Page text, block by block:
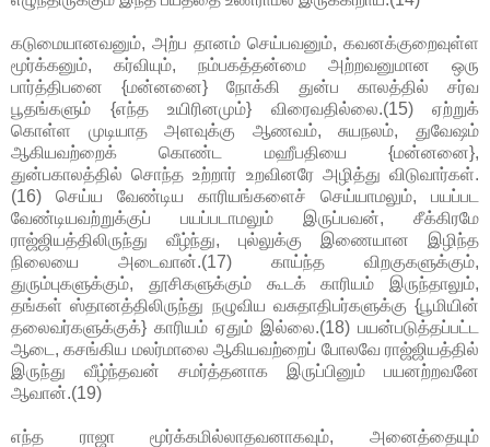
கடுமையானவனும், அற்ப தானம் செய்பவனும், கவனக்குறைவுள்ள
மூர்க்கனும், கர்வியும், நம்பகத்தன்மை அற்றவனுமான ஒரு
பார்த்திபனை {மன்னனை} நோக்கி துன்ப காலத்தில் சர்வ
பூதங்களும் {எந்த உயிரினமும்} விரைவதில்லை.(15) ஏற்றுக்
கொள்ள முடியாத அளவுக்கு ஆணவம், சுயநலம், துவேஷம்
ஆகியவற்றைக் கொண்ட மஹீபதியை {மன்னனை},
துன்பகாலத்தில் சொந்த உற்றார் உறவினரே அழித்து விடுவார்கள்.
(16) செய்ய வேண்டிய காரியங்களைச் செய்யாமலும், பயப்பட
வேண்டியவற்றுக்குப் பயப்படாமலும் இருப்பவன், சீக்கிரமே
ராஜ்ஜியத்திலிருந்து வீழ்ந்து, புல்லுக்கு இணையான இழிந்த
நிலையை அடைவான்.(17) காய்ந்த விறகுகளுக்கும்,
துரும்புகளுக்கும், தூசிகளுக்கும் கூடக் காரியம் இருந்தாலும்,
தங்கள் ஸ்தானத்திலிருந்து நழுவிய வசுதாதிபர்களுக்கு {பூமியின்
தலைவர்களுக்குக்} காரியம் ஏதும் இல்லை.(18) பயன்படுத்தப்பட்ட
ஆடை, கசங்கிய மலர்மாலை ஆகியவற்றைப் போலவே ராஜ்ஜியத்தில்
இருந்து வீழ்ந்தவன் சமர்த்தனாக இருப்பினும் பயனற்றவனே
ஆவான்.(19)
எந்த ராஜா மூர்க்கமில்லாதவனாகவும், அனைத்தையும்